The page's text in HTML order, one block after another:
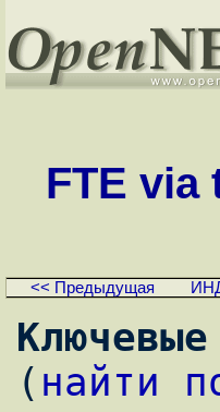
FTE
<< Предыдущая
( найти